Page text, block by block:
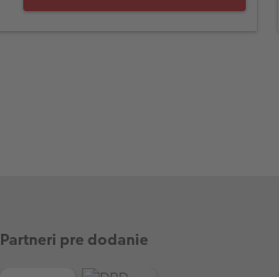
Partneri pre dodanie